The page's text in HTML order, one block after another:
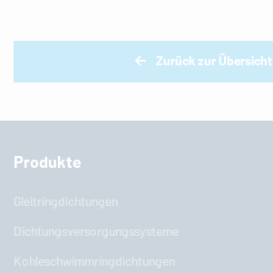
Zurück zur Übersicht
Produkte
Gleitringdichtungen
Dichtungsversorgungssysteme
Kohleschwimmringdichtungen